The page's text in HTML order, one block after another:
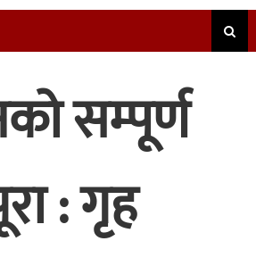
सम्पूर्ण
: गृह